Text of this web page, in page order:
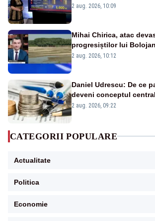
pierdute de fiecare român
2 aug. 2026, 10:09
Mihai Chirica, atac
progresiștilor lui
protejăm și natura, dar
2 aug. 2026, 10:12
Daniel Udrescu: De ce
deveni conceptul
viitoare?
2 aug. 2026, 09:22
CATEGORII POPULARE
Actualitate
Politica
Economie